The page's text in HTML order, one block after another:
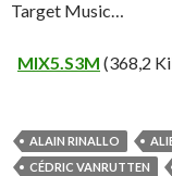
Target Music…
MIX5.S3M (368,2
ALAIN RINALLO
CÉDRIC VANRUTTEN